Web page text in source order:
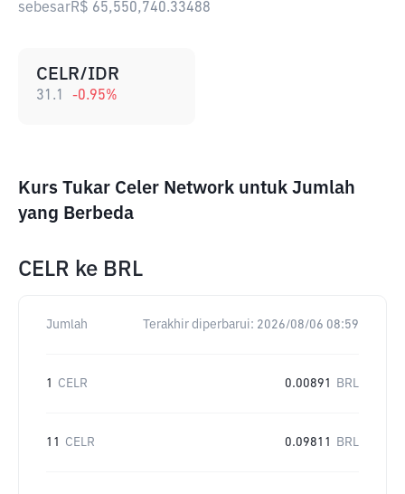
sebesarR$ 65,550,740.33488
CELR/IDR
31.1 -0.95%
Kurs Tukar Celer Network untuk Jumlah
yang Berbeda
CELR ke BRL
Jumlah Terakhir diperbarui: 2026/08/06 08:59
1 CELR 0.00891 BRL
11 CELR 0.09811 BRL